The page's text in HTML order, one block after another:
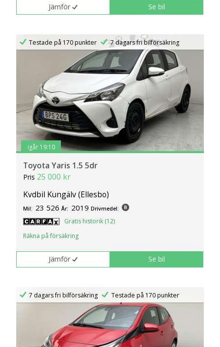
Jämför Se bil
Testade på 170 punkter 7 dagars fri bilförsäkring
igår 19:10
Toyota Yaris 1.5 5dr
Pris 25 000 kr
Kvdbil Kungälv (Ellesbo)
Mil: 23 526 År: 2019 Drivmedel:
Gratis historik (12)
Räkna på försäkring
Jämför Se bil
7 dagars fri bilförsäkring Testade på 170 punkter